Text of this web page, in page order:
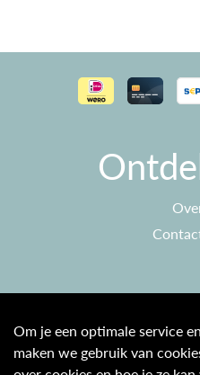
Algemene
Om je een optimale service
maken we gebruik van